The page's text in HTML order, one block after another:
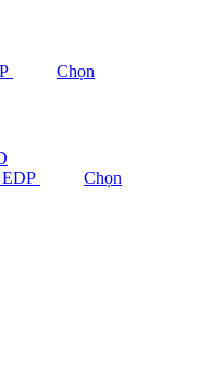
VND
Chọn
giá:
Chọn